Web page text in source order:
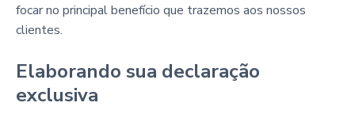
focar no principal benefício que trazemos aos nossos
clientes.
Elaborando sua declaração
exclusiva